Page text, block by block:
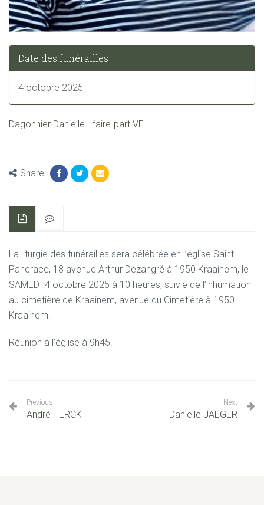
Date des funérailles
4 octobre 2025
Dagonnier Danielle - faire-part VF
Share
La liturgie des funérailles sera célébrée en l’église Saint-
Pancrace, 18 avenue Arthur Dezangré à 1950 Kraainem, le
SAMEDI 4 octobre 2025 à 10 heures, suivie de l’inhumation
au cimetière de Kraainem, avenue du Cimetière à 1950
Kraainem.
Réunion à l’église à 9h45.
Previous
André HERCK
Next
Danielle JAEGER